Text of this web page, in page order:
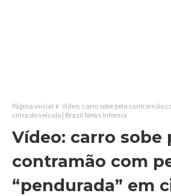
Página inicial
Vídeo: carro sobe pela contramão
cima do veículo | Brazil News Informa
Vídeo: carro sobe
contramão com
“pendurada” em